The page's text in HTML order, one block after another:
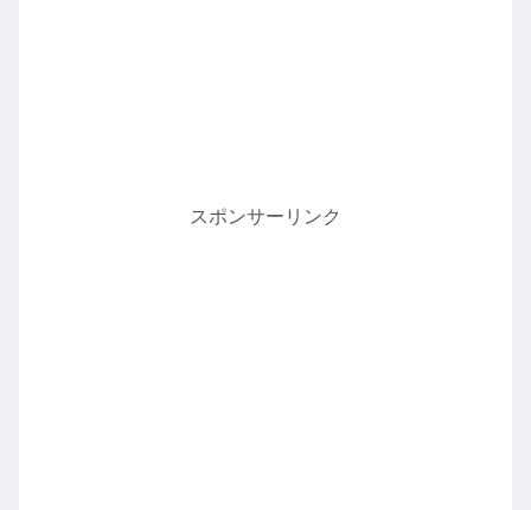
スポンサーリンク